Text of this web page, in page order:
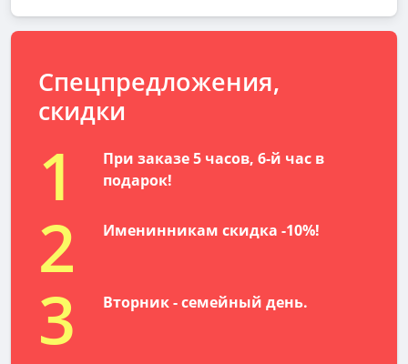
Спецпредложения,
скидки
1
При заказе 5 часов, 6-й час в
подарок!
2 Именинникам скидка -10%!
3 Вторник - семейный день.